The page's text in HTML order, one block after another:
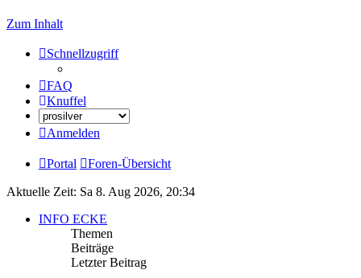
Zum Inhalt
Schnellzugriff
FAQ
Knuffel
Anmelden
Portal Foren-Übersicht
Aktuelle Zeit: Sa 8. Aug 2026, 20:34
INFO ECKE
Themen
Beiträge
Letzter Beitrag